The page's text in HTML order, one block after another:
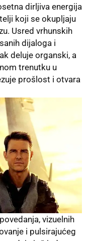
dirljiva energija
koji se okuplјaju
Usred vrhunskih
dijaloga i
deluje organski, a
trenutku u
prošlost i otvara
vizuelnih
i pulsirajućeg